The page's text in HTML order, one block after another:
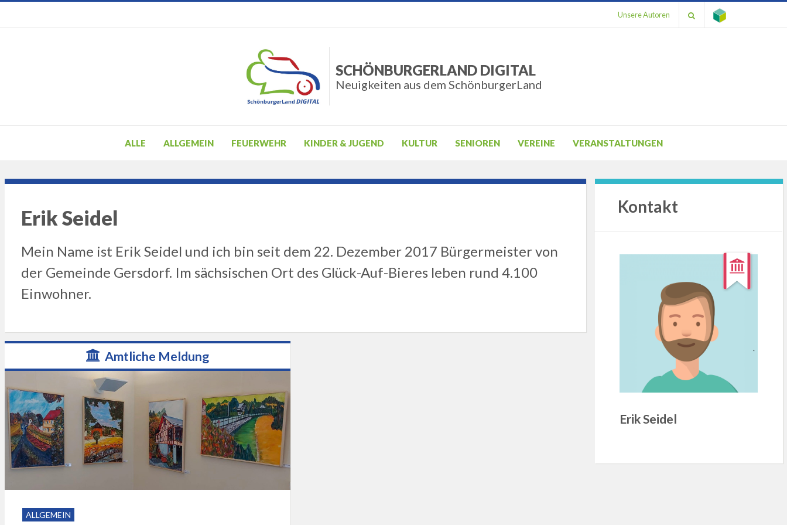
Unsere Autoren
SCHÖNBURGERLAND DIGITAL
Neuigkeiten aus dem SchönburgerLand
ALLE ALLGEMEIN FEUERWEHR KINDER & JUGEND KULTUR SENIOREN VEREINE VERANSTALTUNGEN
Erik Seidel
Mein Name ist Erik Seidel und ich bin seit dem 22. Dezember 2017 Bürgermeister von
der Gemeinde Gersdorf. Im sächsischen Ort des Glück-Auf-Bieres leben rund 4.100
Einwohner.
Amtliche Meldung
ALLGEMEIN
Kontakt
Erik Seidel